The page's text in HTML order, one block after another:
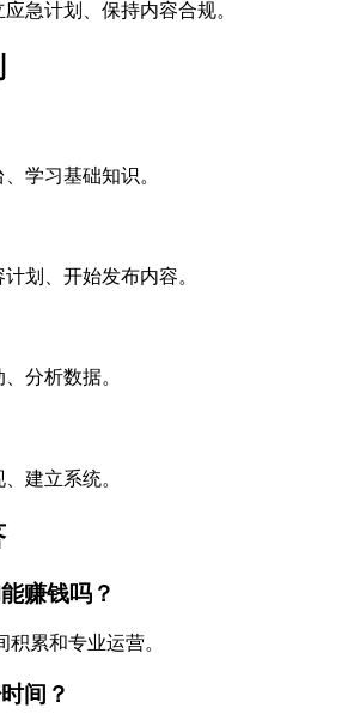
急计划、保持内容合规。
学习基础知识。
划、开始发布内容。
分析数据。
建立系统。
赚钱吗？
累和专业运营。
间？